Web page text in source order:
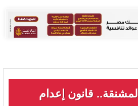
قانون إعدام